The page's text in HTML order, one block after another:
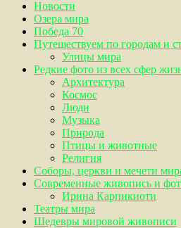
Новости
Озера мира
Победа 70
Путешествуем по городам и
Улицы мира
Редкие фото из всех сфер
Архитектура
Космос
Люди
Музыка
Природа
Птицы и животные
Религия
Соборы, церкви и мечети
Современные живопись и
Ирина Карпикиоти
Театры мира
Шедевры мировой живописи